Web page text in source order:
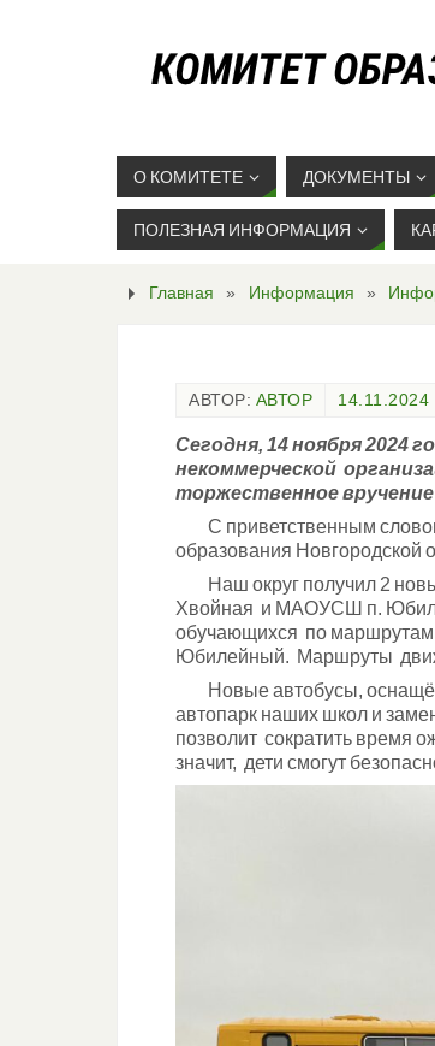
О КОМИТЕТЕ ДОКУМЕНТЫ
ПОЛЕЗНАЯ ИНФОРМАЦИЯ
Главная » Информация »
АВТОР: АВТОР 14.11.2024
Сегодня, 14 ноября 2024
некоммерческой
торжественное
С приветственным словом
образования Новгородской
Наш округ получил 2
Хвойная и МАОУСШ п.
обучающихся по
Юбилейный. Маршруты
Новые автобусы,
автопарк наших школ и
позволит сократить время
значит, дети смогут